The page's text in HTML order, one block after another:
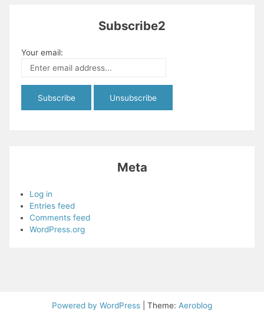
Subscribe2
Your email:
Meta
Log in
Entries feed
Comments feed
WordPress.org
Powered by WordPress Theme: Aeroblog